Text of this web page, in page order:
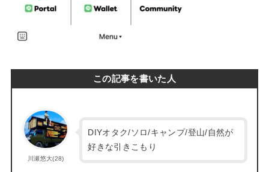
この記事を書いた人
川瀬悠大(28)
DIYオタク/ソロ/キャンプ/登山/自然が
好きな引きこもり